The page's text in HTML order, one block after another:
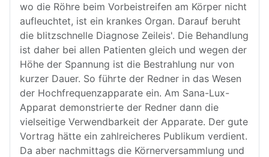
wo die Röhre beim Vorbeistreifen am Körper nicht
aufleuchtet, ist ein krankes Organ. Darauf beruht
die blitzschnelle Diagnose Zeileis'. Die Behandlung
ist daher bei allen Patienten gleich und wegen der
Höhe der Spannung ist die Bestrahlung nur von
kurzer Dauer. So führte der Redner in das Wesen
der Hochfrequenzapparate ein. Am Sana-Lux-
Apparat demonstrierte der Redner dann die
vielseitige Verwendbarkeit der Apparate. Der gute
Vortrag hätte ein zahlreicheres Publikum verdient.
Da aber nachmittags die Körnerversammlung und